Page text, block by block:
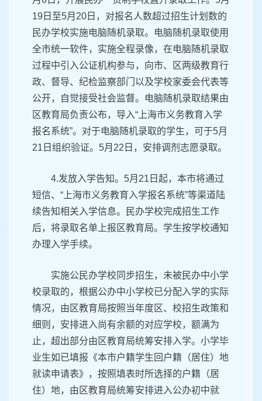
19日至5月20日，对报名人数超过招生计划数的
民办学校实施电脑随机录取。电脑随机录取使用
全市统一软件，实施全程录像，在电脑随机录取
过程中引入公证机构参与，向市、区两级教育行
政、督导、纪检监察部门以及学校家委会代表等
公开，自觉接受社会监督。电脑随机录取结果由
区教育局负责公布，导入“上海市义务教育入学
报名系统”。对于电脑随机录取的学生，可于5月
21日组织验证。5月22日，安排调剂志愿录取。
4.发放入学告知。5月21日起，本市将通过
短信、“上海市义务教育入学报名系统”等渠道陆
续告知相关入学信息。民办学校完成招生工作
后，将录取名单上报区教育局。学生按学校通知
办理入学手续。
实施公民办学校同步招生，未被民办中小学
校录取的，根据公办中小学校已分配入学的实际
情况，由区教育局按照当年度区、校招生政策和
细则，安排进入尚有余额的对应学校，额满为
止，超出部分由区教育局统筹安排入学。小学毕
业生如已填报《本市户籍学生回户籍（居住）地
就读申请表》，按照填表时所选择的户籍（居
住）地，由区教育局统筹安排进入公办初中就